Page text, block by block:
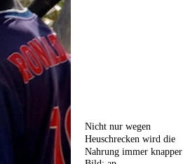
Nicht nur wegen
Heuschrecken wird die
Nahrung immer knapper